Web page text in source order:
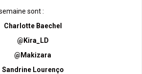
sont :
Charlotte Baechel
@Kira_LD
@Makizara
Sandrine Lourenço